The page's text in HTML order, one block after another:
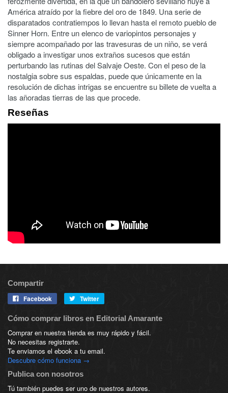
América atraído por la fiebre del oro de 1849. Una serie de
disparatados contratiempos lo llevan hasta el remoto pueblo de
Sinner Horn. Entre un elenco de variopintos personajes y
siempre acompañado por las travesuras de un niño, se verá
obligado a investigar unos extraños sucesos que están
perturbando las rutinas del Salvaje Oeste. Con el peso de la
nostalgia sobre sus espaldas, puede que únicamente en la
resolución de dichas intrigas se encuentre su billete de vuelta a
las añoradas tierras de las que procede.
Reseñas
Compartir
Facebook Twitter
Cómo comprar libros en Editorial Amarante
Comprar en nuestra tienda es muy rápido y fácil.
No necesitas registrarte.
Te enviamos el ebook a tu email.
Descubre cómo funciona →
Publica con nosotros
Tú también puedes ser uno de nuestros autores.